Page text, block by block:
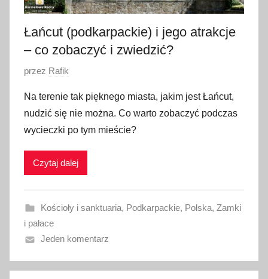
k
2
1
Łańcut (podkarpackie) i jego atrakcje
– co zobaczyć i zwiedzić?
O
u
b
l
i
a
n
o
s
przez Rafik
Na terenie tak pięknego miasta, jakim jest Łańcut,
nudzić się nie można. Co warto zobaczyć podczas
wycieczki po tym mieście?
Czytaj dalej
Kościoły i sanktuaria, Podkarpackie, Polska, Zamki
i pałace
Jeden komentarz